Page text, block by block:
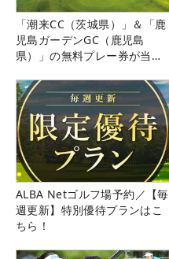
「潮来CC（茨城県）」＆「鹿
児島ガーデンGC（鹿児島
県）」の無料プレー券が当た
ALBA Netゴルフ場予約／【毎
週更新】特別優待プランはこ
ちら！